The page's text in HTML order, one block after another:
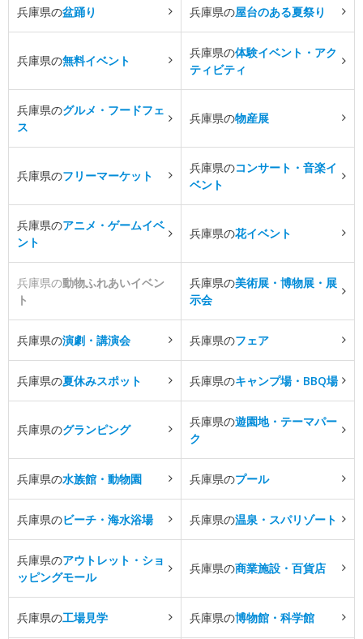
兵庫県の盆踊り 兵庫県の屋台のある夏祭り
兵庫県の無料イベント
兵庫県の体験イベント・アク
ティビティ
兵庫県のグルメ・フードフェ
ス
兵庫県の物産展
兵庫県のフリーマーケット
兵庫県のコンサート・音楽イ
ベント
兵庫県のアニメ・ゲームイベ
ント
兵庫県の花イベント
兵庫県の動物ふれあいイベン
ト
兵庫県の美術展・博物展・展
示会
兵庫県の演劇・講演会 兵庫県のフェア
兵庫県の夏休みスポット 兵庫県のキャンプ場・BBQ場
兵庫県のグランピング
兵庫県の遊園地・テーマパー
ク
兵庫県の水族館・動物園 兵庫県のプール
兵庫県のビーチ・海水浴場 兵庫県の温泉・スパリゾート
兵庫県のアウトレット・ショ
ッピングモール
兵庫県の商業施設・百貨店
兵庫県の工場見学 兵庫県の博物館・科学館